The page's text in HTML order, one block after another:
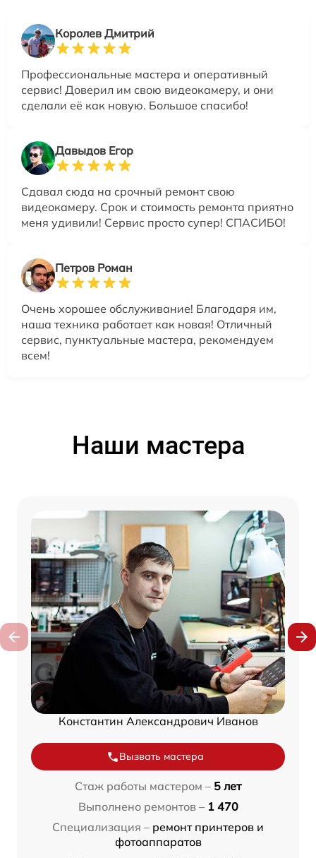
Королев Дмитрий
Профессиональные мастера и оперативный
сервис! Доверил им свою видеокамеру, и они
сделали её как новую. Большое спасибо!
Давыдов Егор
Сдавал сюда на срочный ремонт свою
видеокамеру. Срок и стоимость ремонта приятно
меня удивили! Сервис просто супер! СПАСИБО!
Петров Роман
Очень хорошее обслуживание! Благодаря им,
наша техника работает как новая! Отличный
сервис, пунктуальные мастера, рекомендуем
всем!
Наши мастера
Константин Александрович Иванов
Вызвать мастера
Стаж работы мастером – 5 лет
Выполнено ремонтов – 1 470
Специализация – ремонт принтеров и
фотоаппаратов